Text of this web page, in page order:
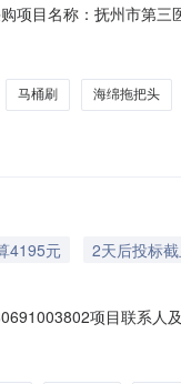
项目名称：抚州市第
车拉货【不锈钢202
马桶刷 海绵拖把头
4195元
2天后投标截
项目联系人
:其它机械五金;颜色